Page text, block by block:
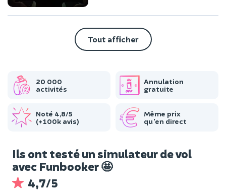
Tout afficher
20 000
activités
Annulation
gratuite
Noté 4,8/5
(+100k avis)
Même prix
qu'en direct
Ils ont testé un simulateur de vol
avec Funbooker 🤩
4,7/5